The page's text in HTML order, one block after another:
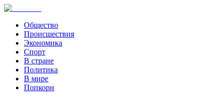
Общество
Происшествия
Экономика
Спорт
В стране
Политика
В мире
Попкорн